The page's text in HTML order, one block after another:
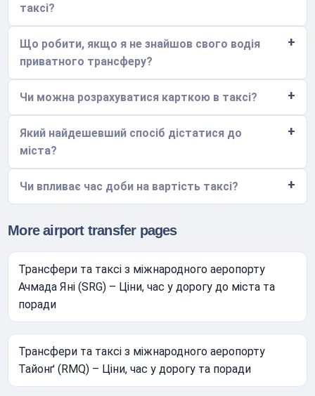
таксі?
Що робити, якщо я не знайшов свого водія
приватного трансферу?
Чи можна розрахуватися карткою в таксі?
Який найдешевший спосіб дістатися до
міста?
Чи впливає час доби на вартість таксі?
More airport transfer pages
Трансфери та таксі з міжнародного аеропорту
Ачмада Яні (SRG) – Ціни, час у дорогу до міста та
поради
Трансфери та таксі з міжнародного аеропорту
Тайонґ (RMQ) – Ціни, час у дорогу та поради